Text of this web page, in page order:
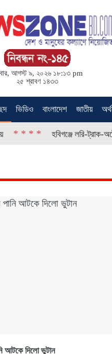
আগস্ট ৯, ২০২৬ ১৮:১৩ pm
২৫ শ্রাবণ ১৪৩৩
ভিডিও বাংলাদেশ জাতীয়
হবিগঞ্জে লরি-ট্রাক-অটোরিকশার
আটকে দিলো ভুটান